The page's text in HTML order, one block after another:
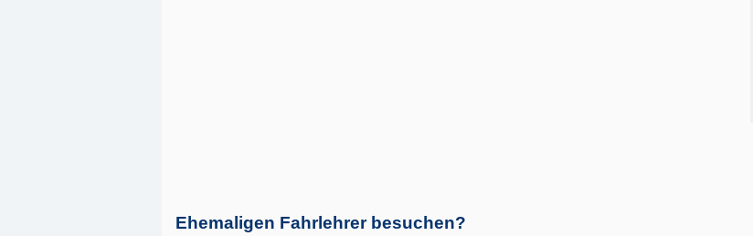
Ehemaligen Fahrlehrer besuchen?